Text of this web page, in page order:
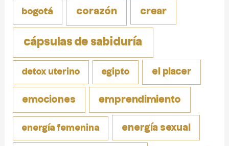
bogotá corazón crear
cápsulas de sabiduría
detox uterino egipto el placer
emociones emprendimiento
energía femenina energía sexual